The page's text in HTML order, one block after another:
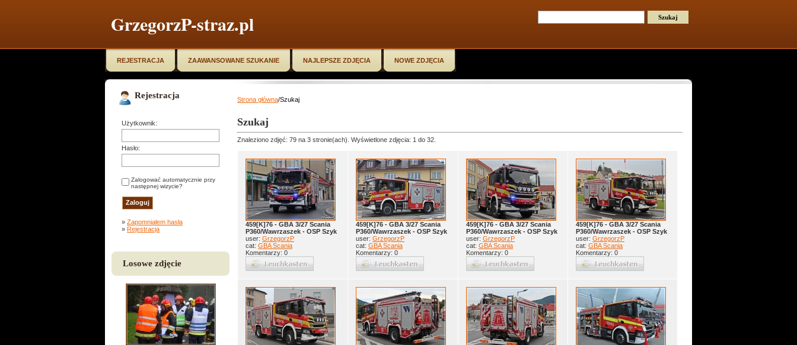
GrzegorzP-straz.pl
REJESTRACJA ZAAWANSOWANE SZUKANIE NAJLEPSZE ZDJĘCIA NOWE ZDJĘCIA
Rejestracja
Użytkownik:
Hasło:
Zalogować automatycznie przy
następnej wizycie?
» Zapomniałem hasła
» Rejestracja
Losowe zdjęcie
Strona główna/Szukaj
Szukaj
Znaleziono zdjęć: 79 na 3 stronie(ach). Wyświetlone zdjęcia: 1 do 32.
459[K]76 - GBA 3/27 Scania
P360/Wawrzaszek - OSP Szyk
user: GrzegorzP
cat: GBA Scania
Komentarzy: 0
459[K]76 - GBA 3/27 Scania
P360/Wawrzaszek - OSP Szyk
user: GrzegorzP
cat: GBA Scania
Komentarzy: 0
459[K]76 - GBA 3/27 Scania
P360/Wawrzaszek - OSP Szyk
user: GrzegorzP
cat: GBA Scania
Komentarzy: 0
459[K]76 - GBA 3/27 Scania
P360/Wawrzaszek - OSP Szyk
user: GrzegorzP
cat: GBA Scania
Komentarzy: 0